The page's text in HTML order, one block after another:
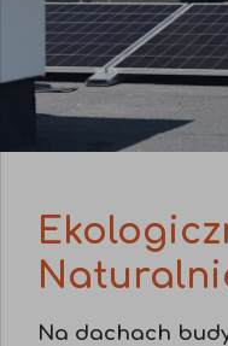
Na dachach